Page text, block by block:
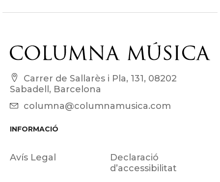
Carrer de Sallarès i Pla, 131, 08202
Sabadell, Barcelona
columna@columnamusica.com
INFORMACIÓ
Avís Legal
Declaració
d’accessibilitat